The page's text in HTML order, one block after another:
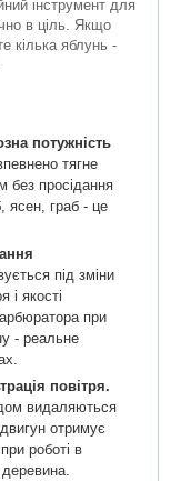
інструмент для
в ціль. Якщо
кілька яблунь -
потужність
тягне
без просідання
ясен, граб - це
під зміни
і якості
при
- реальне
повітря.
видаляються
отримує
роботі в